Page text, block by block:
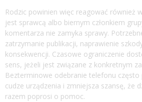
Rodzic powinien więc reagować również
jest sprawcą albo biernym członkiem
komentarza nie zamyka sprawy.
zatrzymanie publikacji, naprawienie
konsekwencji. Czasowe ograniczenie
sens, jeżeli jest związane z konkretnym
Bezterminowe odebranie telefonu często
cudze urządzenia i zmniejsza szansę, że
razem poprosi o pomoc.